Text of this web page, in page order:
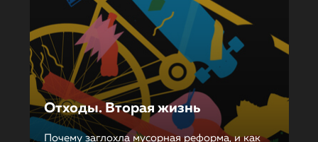
Отходы. Вторая жизнь
Почему заглохла мусорная реформа, и как